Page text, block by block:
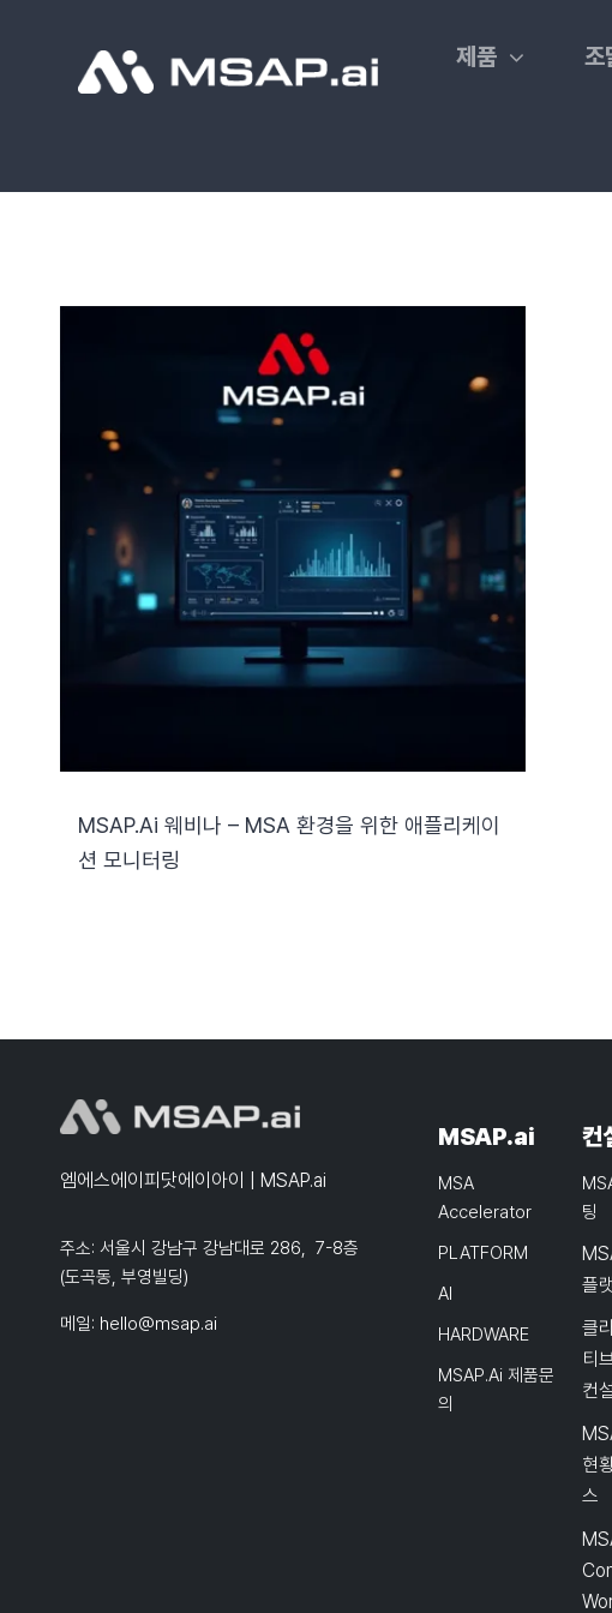
제품 조
MSAP.ai 웨비나 – MSA 환경을 위한 애플리케이
션 모니터링
엠에스에이피닷에이아이 | MSAP.ai
주소: 서울시 강남구 강남대로 286, 7-8층
(도곡동, 부영빌딩)
메일: hello@msap.ai
MSAP.ai
MSA
Accelerator
PLATFORM
AI
HARDWARE
MSAP.ai 제품문
의
컨
팅
플
클
티
컨
현
스